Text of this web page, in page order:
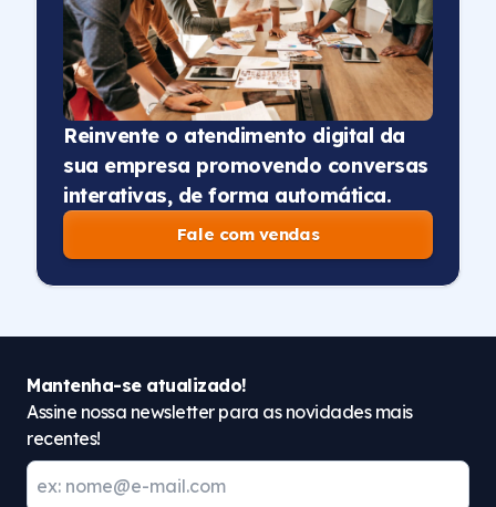
Reinvente o atendimento digital da
sua empresa promovendo conversas
interativas, de forma automática.
Fale com vendas
Mantenha-se atualizado!
Assine nossa newsletter para as novidades mais
recentes!